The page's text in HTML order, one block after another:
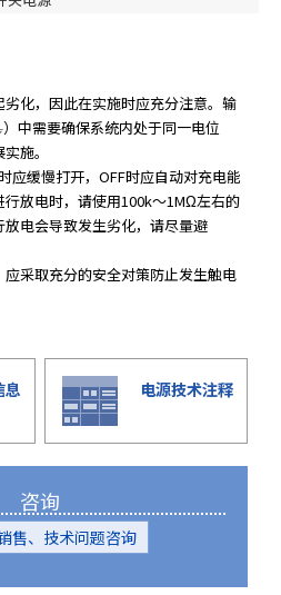
化，因此在实施时应充分注意。输
中需要确保系统内处于同一电位
施。
应缓慢打开，OFF时应自动对充电能
放电时，请使用100k～1MΩ左右的
电会导致发生劣化，请尽量避
采取充分的安全对策防止发生触电
息 电源技术注释
咨询
售、技术问题咨询